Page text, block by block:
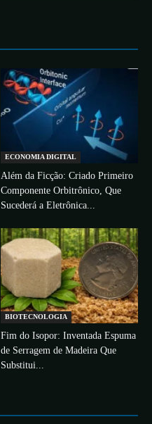
ECONOMIA DIGITAL
Além da Ficção: Criado Primeiro
Componente Orbitrônico, Que
Sucederá a Eletrônica...
BIOTECNOLOGIA
Fim do Isopor: Inventada Espuma
de Serragem de Madeira Que
Substitui...